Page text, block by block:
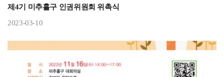
제4기 미추홀구 인권위원회 위촉식
2023-03-10